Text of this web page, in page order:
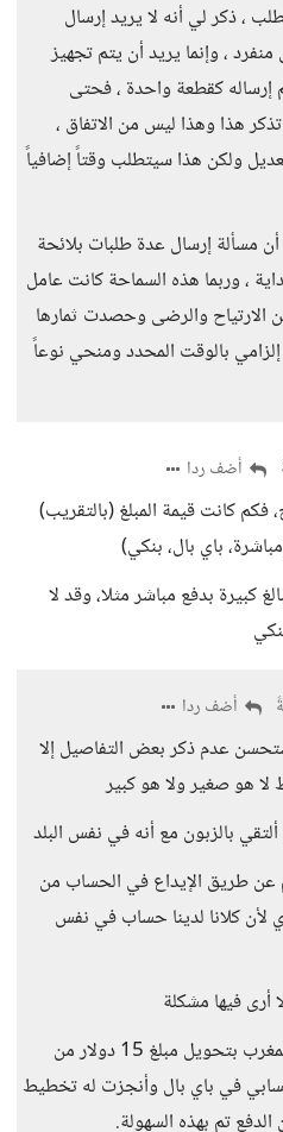
، ذكر لي أنه لا يريد إرسال
، وإنما يريد أن يتم تجهيز
إرساله كقطعة واحدة ، فحتى
هذا وهذا ليس من الاتفاق ،
ولكن هذا سيتطلب وقتاً إضافياً
مسألة إرسال عدة طلبات بلائحة
، وربما هذه السماحة كانت عامل
الارتياح والرضى وحصدت ثمارها
بالوقت المحدد ومنحي نوعاً
أضف ردا
كانت قيمة المبلغ (بالتقريب)
باي بال، بنكي)
كبيرة بدفع مباشر مثلا، وقد لا
أضف ردا
عدم ذكر بعض التفاصيل إلا
لا هو صغير ولا هو كبير
بالزبون مع أنه في نفس البلد
عن طريق الإيداع في الحساب من
لأن كلانا لدينا حساب في نفس
أرى فيها مشكلة
فقد قام زبون جديد من المغرب بتحويل مبلغ 15 دولار من
في باي بال وأنجزت له تخطيط
تم بهذه السهولة.